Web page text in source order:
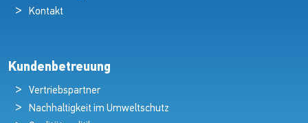
Kontakt
Kundenbetreuung
Vertriebspartner
Nachhaltigkeit im Umweltschutz